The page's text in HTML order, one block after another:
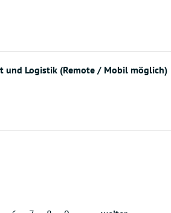
und Logistik (Remote / Mobil möglich)